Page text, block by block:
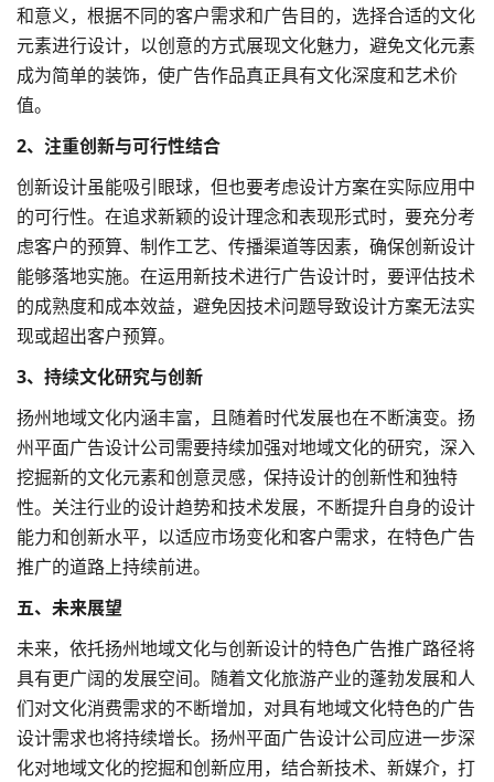
和意义，根据不同的客户需求和广告目的，选择合适的文化
元素进行设计，以创意的方式展现文化魅力，避免文化元素
成为简单的装饰，使广告作品真正具有文化深度和艺术价
值。
2、注重创新与可行性结合
创新设计虽能吸引眼球，但也要考虑设计方案在实际应用中
的可行性。在追求新颖的设计理念和表现形式时，要充分考
虑客户的预算、制作工艺、传播渠道等因素，确保创新设计
能够落地实施。在运用新技术进行广告设计时，要评估技术
的成熟度和成本效益，避免因技术问题导致设计方案无法实
现或超出客户预算。
3、持续文化研究与创新
扬州地域文化内涵丰富，且随着时代发展也在不断演变。扬
州平面广告设计公司需要持续加强对地域文化的研究，深入
挖掘新的文化元素和创意灵感，保持设计的创新性和独特
性。关注行业的设计趋势和技术发展，不断提升自身的设计
能力和创新水平，以适应市场变化和客户需求，在特色广告
推广的道路上持续前进。
五、未来展望
未来，依托扬州地域文化与创新设计的特色广告推广路径将
具有更广阔的发展空间。随着文化旅游产业的蓬勃发展和人
们对文化消费需求的不断增加，对具有地域文化特色的广告
设计需求也将持续增长。扬州平面广告设计公司应进一步深
化对地域文化的挖掘和创新应用，结合新技术、新媒介，打